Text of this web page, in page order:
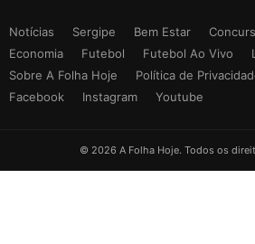
Notícias Sergipe Bem Estar
Economia
Futebol Futebol Ao Vivo
Sobre A Folha Hoje
Política de
Facebook
Instagram Youtube
© 2026 A Folha Hoje. Todos os